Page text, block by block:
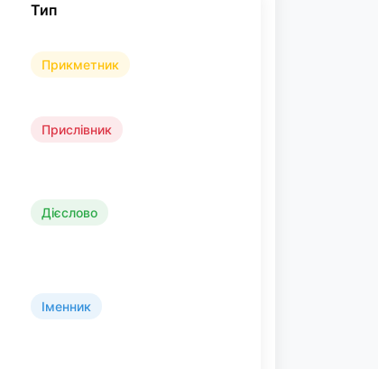
Тип
Прикметник
Прислівник
Дієслово
Іменник